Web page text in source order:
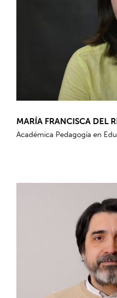
MARÍA FRANCISCA DEL
Académica Pedagogía en